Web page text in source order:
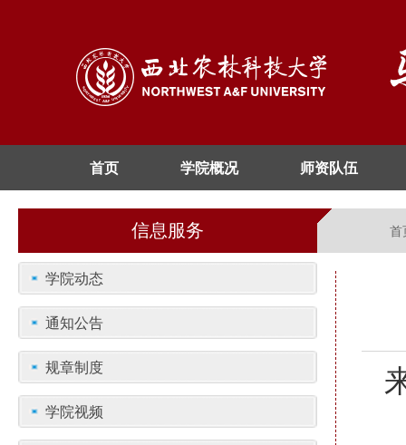
首页 学院概况 师资队伍
信息服务 首
学院动态
通知公告
规章制度
学院视频